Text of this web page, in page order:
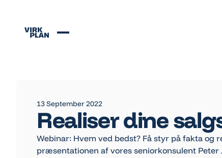
13 September 2022
Realiser dine
Webinar: Hvem ved bedst? Få styr på fakta og
præsentationen af vores seniorkonsulent Peter